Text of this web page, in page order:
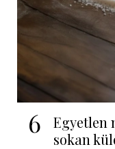
6
Egyetlen
sokan